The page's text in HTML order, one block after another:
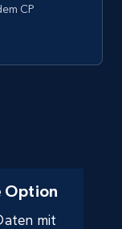
CP
Option
mit